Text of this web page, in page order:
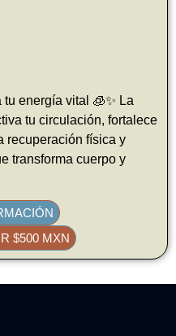
energía vital 🧊✨ La
tu circulación, fortalece
recuperación física y
transforma cuerpo y
$500 MXN